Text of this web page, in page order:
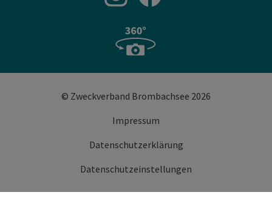
© Zweckverband Brombachsee 2026
Impressum
Datenschutzerklärung
Datenschutzeinstellungen